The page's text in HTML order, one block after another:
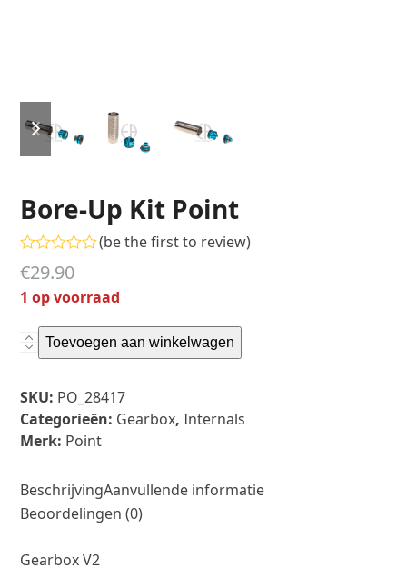
slide
slide
Bore-Up Kit Point
Gewaardeerd
0
uit
5
(be the first to review)
€29.90
1 op voorraad
Bore-
Up
Point
aantal
Toevoegen aan winkelwagen
SKU: PO_28417
Categorieën: Gearbox,Internals
Merk: Point
BeschrijvingAanvullende informatie
Beoordelingen (0)
Gearbox V2